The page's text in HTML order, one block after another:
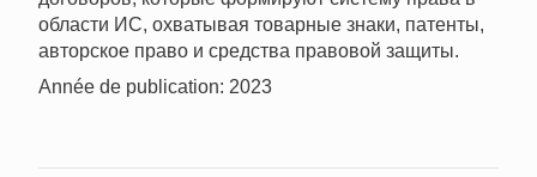
области ИС, охватывая товарные знаки, патенты,
авторское право и средства правовой защиты.
Année de publication: 2023